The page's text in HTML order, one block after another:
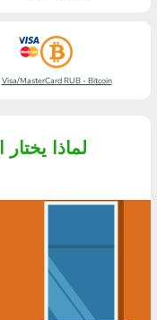
Visa/MasterCard RUB - Bitcoin
لماذا